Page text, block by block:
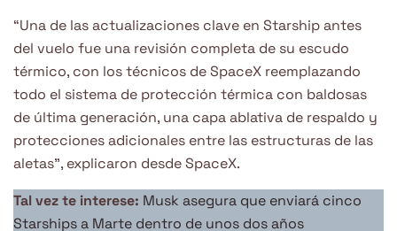
“Una de las actualizaciones clave en Starship antes
del vuelo fue una revisión completa de su escudo
térmico, con los técnicos de SpaceX reemplazando
todo el sistema de protección térmica con baldosas
de última generación, una capa ablativa de respaldo y
protecciones adicionales entre las estructuras de las
aletas”, explicaron desde SpaceX.
Tal vez te interese: Musk asegura que enviará cinco
Starships a Marte dentro de unos dos años